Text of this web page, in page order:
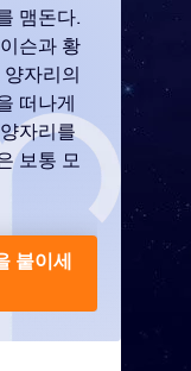
맴돈다.
슨과 황
자리의
떠나게
자리를
보통 모
붙이세